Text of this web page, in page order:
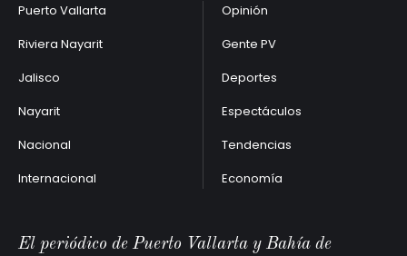
Puerto Vallarta
Riviera Nayarit
Jalisco
Nayarit
Nacional
Internacional
Opinión
Gente PV
Deportes
Espectáculos
Tendencias
Economía
El periódico de Puerto Vallarta y Bahía de